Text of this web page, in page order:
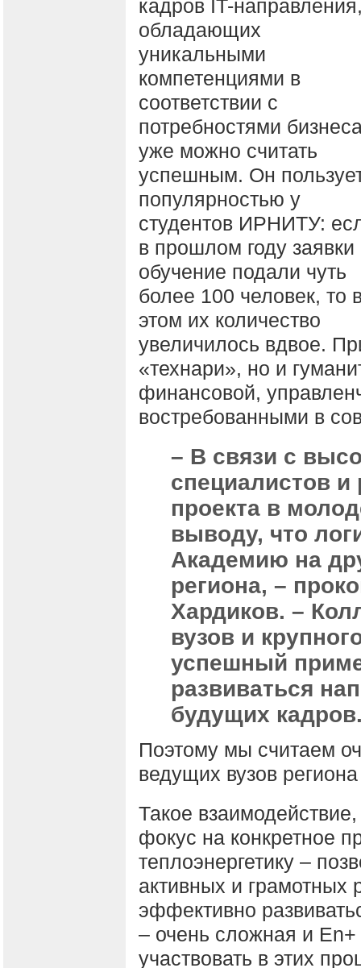
кадров IT-
обладающих
уникальными
компетенциями в
соответствии с
потребностями
уже можно считать
успешным. Он
популярностью у
студентов ИРНИТУ:
в прошлом году заявки
обучение подали чуть
более 100 человек, то
этом их количество
увеличилось вдвое.
«технари», но и
финансовой,
востребованными в
– В связи с
специалистов
проекта в
выводу, что
Академию на
региона, –
Хардиков. –
вузов и
успешный
развиваться
будущих
Поэтому мы считаем
ведущих вузов
Такое
фокус на конкретное
теплоэнергетику –
активных и грамотных
эффективно
– очень сложная и
участвовать в этих